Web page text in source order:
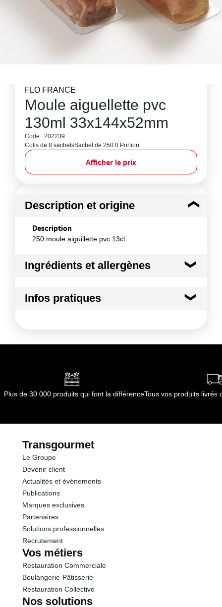
FLO FRANCE
Moule aiguellette pvc
130ml 33x144x52mm
Code : 202239
Colis de 8 sachetsSachet de 250.0 Portion
Afficher le prix
Description et origine
Description
250 moule aiguillette pvc 13cl
Ingrédients et allergènes
Non applicable
Infos pratiques
Durée totale du produit :Non applicable
Opérations
Plus de 30 000 produits qui font la différenceTous vos produits livrés
Transgourmet
Le Groupe
Devenir client
Actualités et événements
Publications
Marques exclusives
Partenaires
Solutions professionnelles
Recrutement
Vos métiers
Restauration Commerciale
Boulangerie-Pâtisserie
Restauration Collective
Nos solutions